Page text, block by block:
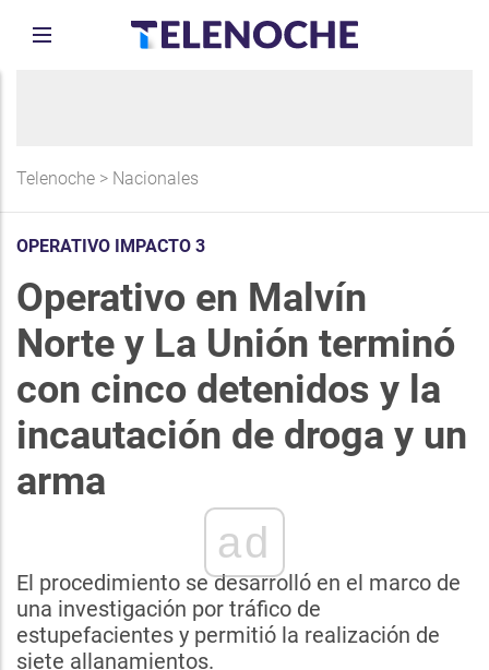
Telenoche > Nacionales
OPERATIVO IMPACTO 3
Operativo en Malvín
Norte y La Unión terminó
con cinco detenidos y la
incautación de droga y un
arma
ad
El procedimiento se desarrolló en el marco de
una investigación por tráfico de
estupefacientes y permitió la realización de
siete allanamientos.